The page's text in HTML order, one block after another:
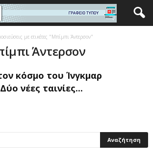
με ετικέτες "Μπίμπι Άντερσον"
Άντερσον
κόσμο του Ίνγκμαρ
νέες ταινίες...